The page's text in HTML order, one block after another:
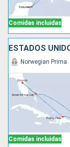
Comidas incluidas
Comidas incluidas
Norwegian Prima